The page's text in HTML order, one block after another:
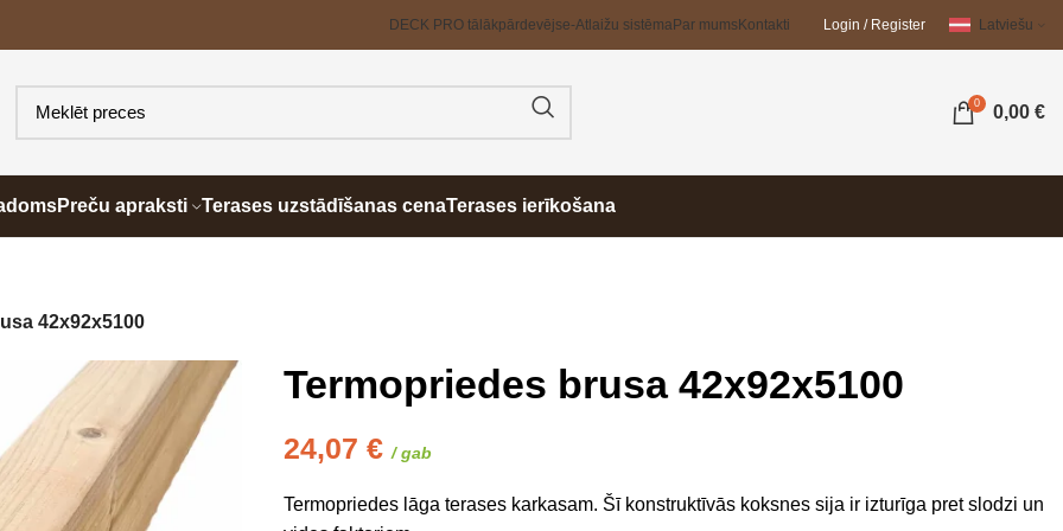
DECK PRO tālākpārdevējse-Atlaižu sistēmaPar mumsKontakti Login / Register Latviešu
0 0,00 €
Preču apraksti Terases uzstādīšanas cenaTerases ierīkošana
42x92x5100
Termopriedes brusa 42x92x5100
24,07 € / gab
Termopriedes lāga terases karkasam. Šī konstruktīvās koksnes sija ir izturīga pret slodzi un